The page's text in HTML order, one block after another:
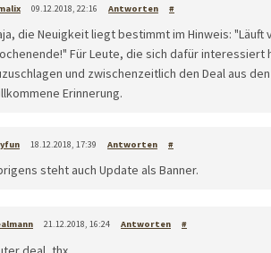
09.12.2018, 22:16 Antworten #
die Neuigkeit liegt bestimmt im Hinweis:
Für Leute, die sich dafür interessiert
und zwischenzeitlich den Deal aus
Erinnerung.
18.12.2018, 17:39 Antworten #
steht auch Update als Banner.
21.12.2018, 16:24 Antworten #